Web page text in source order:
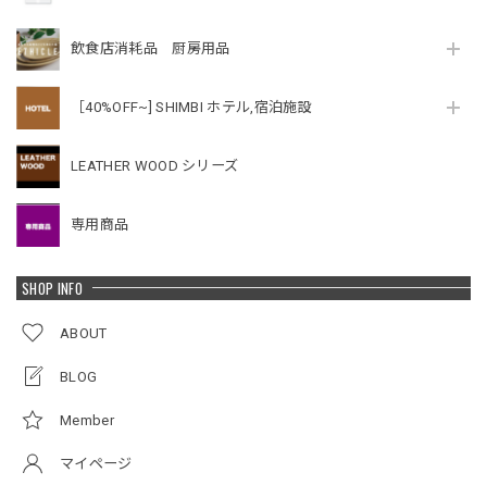
飲食店消耗品 厨房用品
［40%OFF~] SHIMBI ホテル,宿泊施設
LEATHER WOOD シリーズ
専用商品
SHOP INFO
ABOUT
BLOG
Member
マイページ